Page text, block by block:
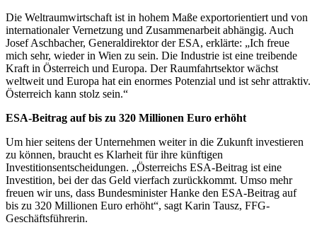
Die Weltraumwirtschaft ist in hohem Maße exportorientiert und von
internationaler Vernetzung und Zusammenarbeit abhängig. Auch
Josef Aschbacher, Generaldirektor der ESA, erklärte: „Ich freue
mich sehr, wieder in Wien zu sein. Die Industrie ist eine treibende
Kraft in Österreich und Europa. Der Raumfahrtsektor wächst
weltweit und Europa hat ein enormes Potenzial und ist sehr attraktiv.
Österreich kann stolz sein.“
ESA-Beitrag auf bis zu 320 Millionen Euro erhöht
Um hier seitens der Unternehmen weiter in die Zukunft investieren
zu können, braucht es Klarheit für ihre künftigen
Investitionsentscheidungen. „Österreichs ESA-Beitrag ist eine
Investition, bei der das Geld vierfach zurückkommt. Umso mehr
freuen wir uns, dass Bundesminister Hanke den ESA-Beitrag auf
bis zu 320 Millionen Euro erhöht“, sagt Karin Tausz, FFG-
Geschäftsführerin.